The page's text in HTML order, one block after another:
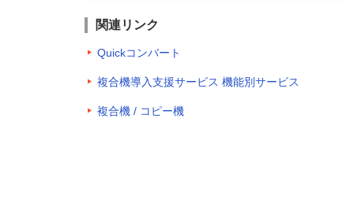
関連リンク
Quickコンバート
複合機導入支援サービス 機能別サービス
複合機 / コピー機